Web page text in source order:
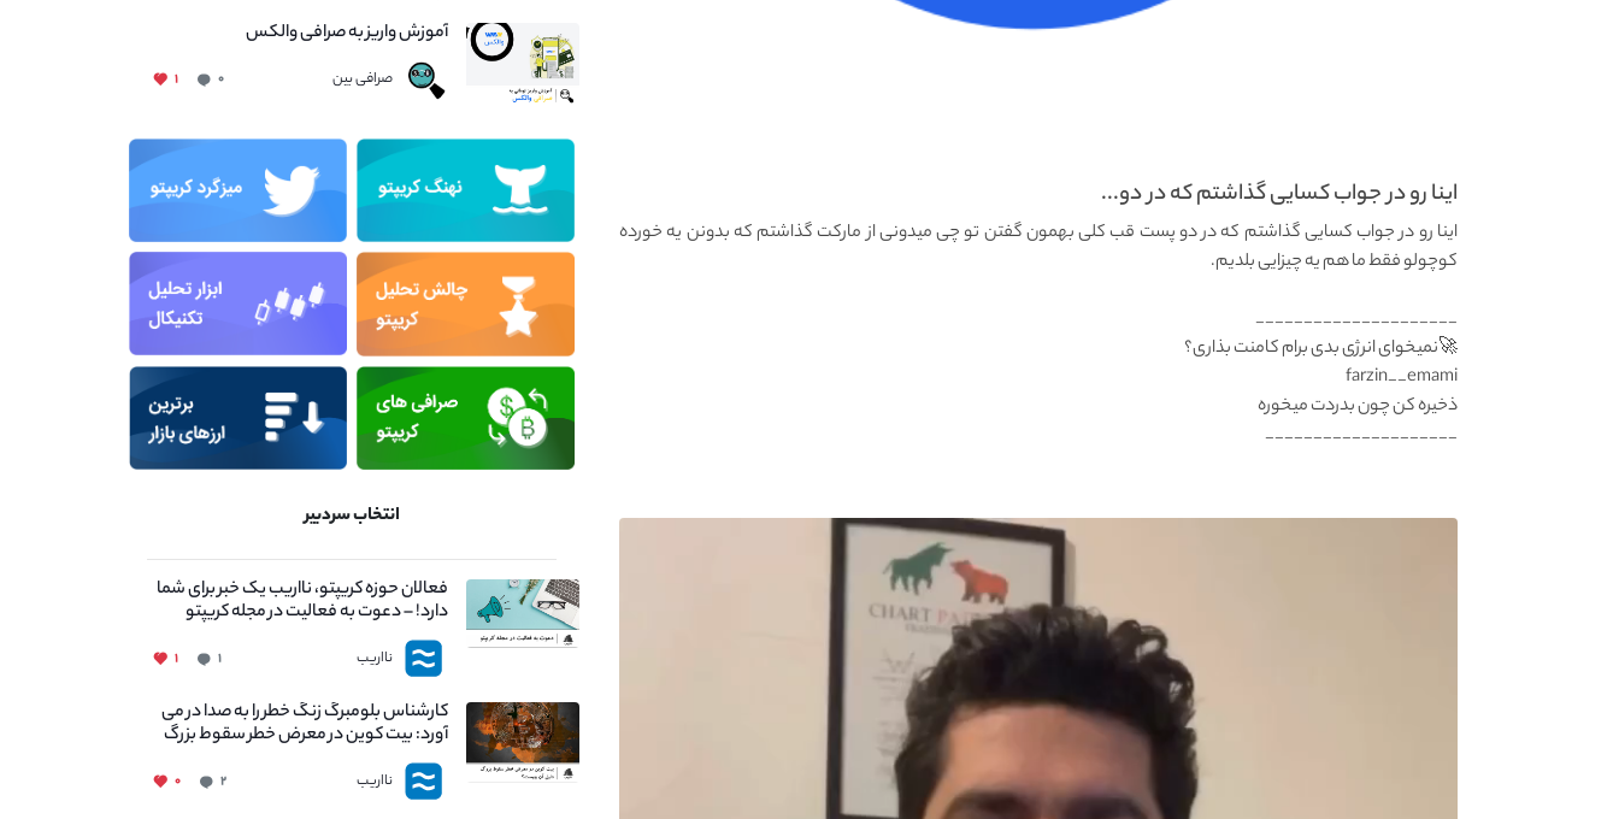
اینا رو در جواب کسایی گذاشتم که در دو...
اینا رو در جواب کسایی گذاشتم که در دو پست قب کلی بهمون گفتن تو چی میدونی از مارکت گذاشتم که بدونن یه خورده
کوچولو فقط ما هم یه چیزایی بلدیم.
_____________________
farzin__emami
____________________
آموزش واریز به صرافی والکس
صرافی بین ۰ ۱
انتخاب سردبیر
فعالان حوزه کریپتو، نااریب یک خبر برای شما
دارد! – دعوت به فعالیت در مجله کریپتو
نااریب ۱ ۱
کارشناس بلومبرگ زنگ خطر را به صدا در می
آورد: بیت کوین در معرض خطر سقوط بزرگ
است - دلیل آن چیست؟
نااریب ۲ ۰